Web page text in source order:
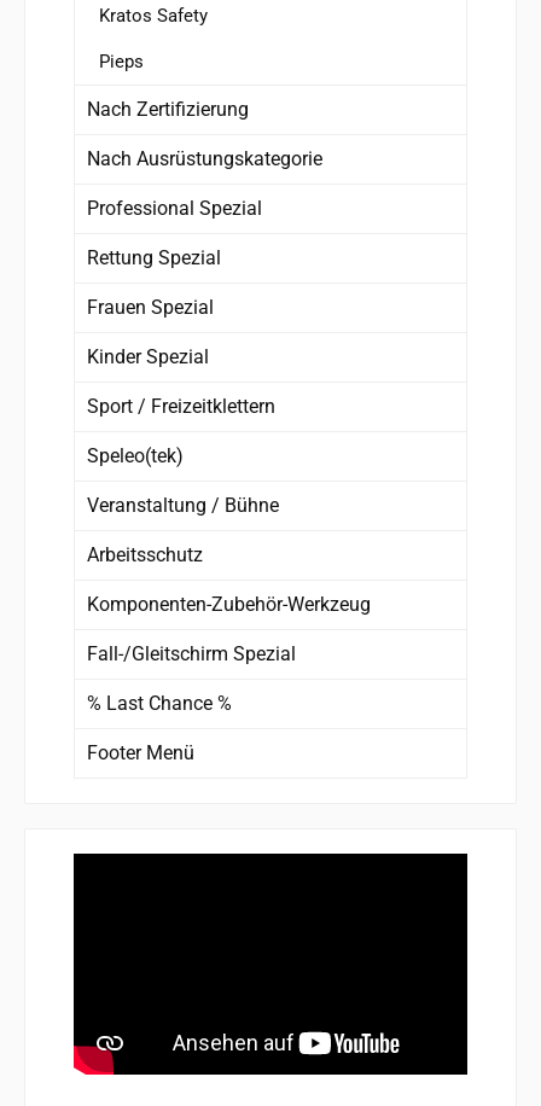
Kratos Safety
Pieps
Nach Zertifizierung
Nach Ausrüstungskategorie
Professional Spezial
Rettung Spezial
Frauen Spezial
Kinder Spezial
Sport / Freizeitklettern
Speleo(tek)
Veranstaltung / Bühne
Arbeitsschutz
Komponenten-Zubehör-Werkzeug
Fall-/Gleitschirm Spezial
% Last Chance %
Footer Menü